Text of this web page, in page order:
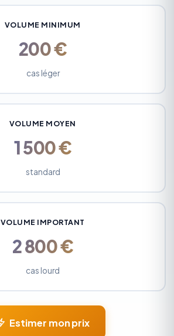
VOLUME MINIMUM
200 €
cas léger
VOLUME MOYEN
1 500 €
standard
VOLUME IMPORTANT
2 800 €
cas lourd
Estimer mon prix